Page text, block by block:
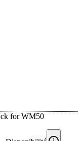
for WM50